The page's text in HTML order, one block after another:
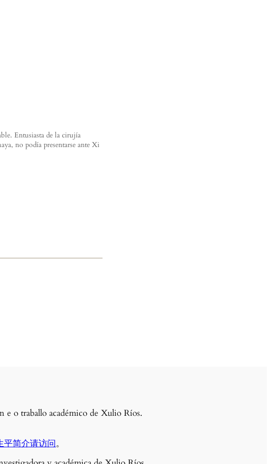
Entusiasta de la cirujía
no podía presentarse ante Xi
e o traballo académico de Xulio Ríos.
平简介请访问。